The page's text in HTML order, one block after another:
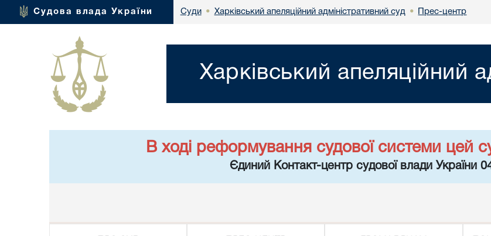
Судова влада України Суди • Харківський апеляційний адміністративний суд • Прес-центр
Харківський апеляційний
В ході реформування судової системи цей
Єдиний Контакт-центр судової влади України